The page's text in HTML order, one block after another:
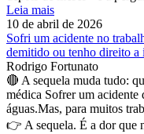
Leia mais
10 de abril de 2026
Sofri um acidente no
demitido ou tenho direito a
Rodrigo Fortunato
🔴 A sequela muda tudo:
médica Sofrer um
águas.Mas, para muitos
👉 A sequela. É a dor que